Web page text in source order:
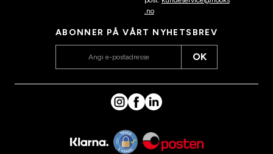
.no
ABONNER PÅ VÅRT NYHETSBREV
OK